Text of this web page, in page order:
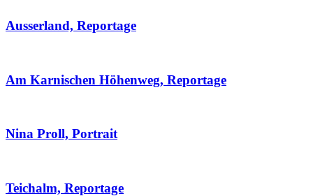
Ausserland, Reportage
Am Karnischen Höhenweg, Reportage
Nina Proll, Portrait
Teichalm, Reportage